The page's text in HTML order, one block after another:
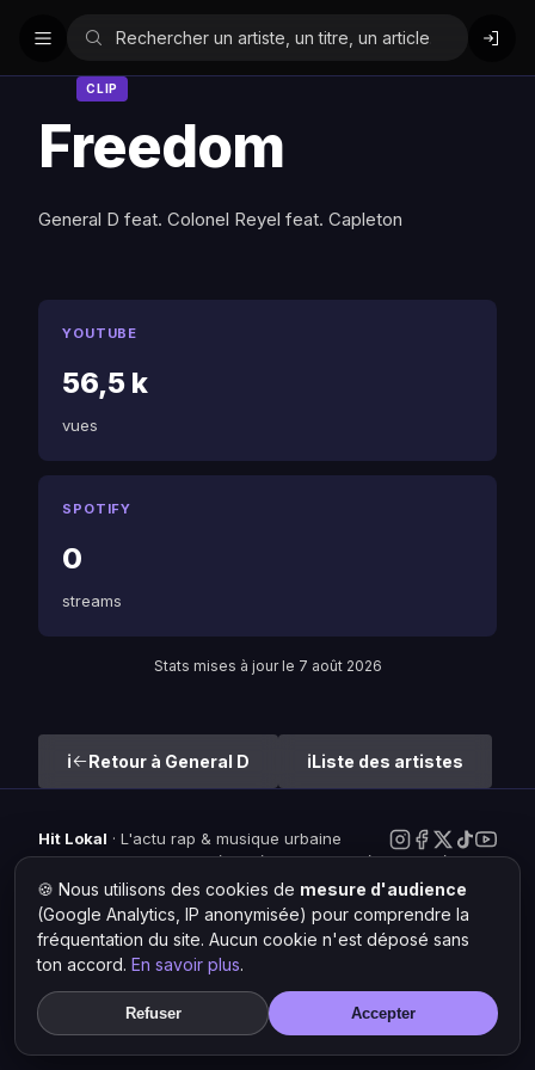
CLIP
Freedom
General D feat. Colonel Reyel feat. Capleton
YOUTUBE
56,5 k
vues
SPOTIFY
0
streams
Stats mises à jour le 7 août 2026
Retour à General D Liste des artistes
Hit Lokal · L'actu rap & musique urbaine
© 2026 — Tous droits réservés ·Mentions légales·Gérer les
cookies
🍪 Nous utilisons des cookies de mesure d'audience
(Google Analytics, IP anonymisée) pour comprendre la
fréquentation du site. Aucun cookie n'est déposé sans
ton accord. En savoir plus.
Refuser Accepter